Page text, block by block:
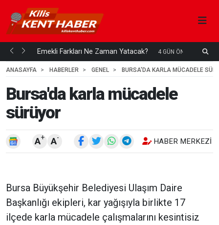
mi... Emekli Farkları Ne Zaman Yatacak? 4 GÜN ÖNCE
ANASAYFA HABERLER GENEL BURSA'DA KARLA MÜCADELE
Bursa'da karla mücadele
sürüyor
A+ A- HABER MERKEZI
Bursa Büyükşehir Belediyesi Ulaşım Daire
Başkanlığı ekipleri, kar yağışıyla birlikte 17
ilçede karla mücadele çalışmalarını kesintisiz